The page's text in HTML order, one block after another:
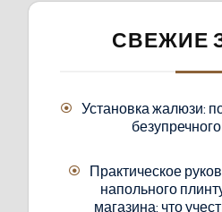
СВЕЖИЕ
Установка жалюзи:
Практическое
напольного
магазина: что